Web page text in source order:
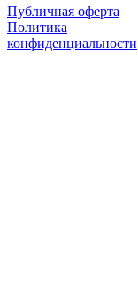
Публичная оферта
Политика
конфиденциальности